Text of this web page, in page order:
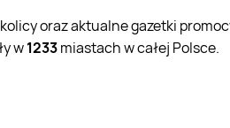
oraz aktualne gazetki
w1233miastach w całej Polsce.